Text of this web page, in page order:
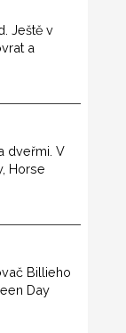
Ještě v
a
dveřmi. V
Horse
Billieho
Day